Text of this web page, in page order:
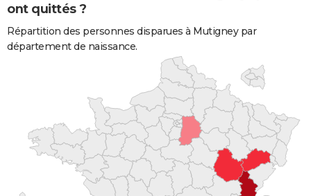
ont quittés ?
Répartition des personnes disparues à Mutigney par
département de naissance.